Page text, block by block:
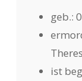
geb.:
ist